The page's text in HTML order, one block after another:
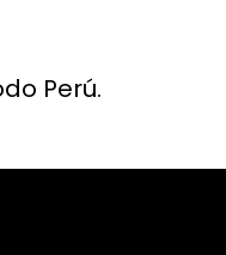
Perú.